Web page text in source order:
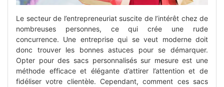
Le secteur de l’entrepreneuriat suscite de l’intérêt chez de
nombreuses personnes, ce qui crée une rude
concurrence. Une entreprise qui se veut moderne doit
donc trouver les bonnes astuces pour se démarquer.
Opter pour des sacs personnalisés sur mesure est une
méthode efficace et élégante d’attirer l’attention et de
fidéliser votre clientèle. Cependant, comment ces sacs